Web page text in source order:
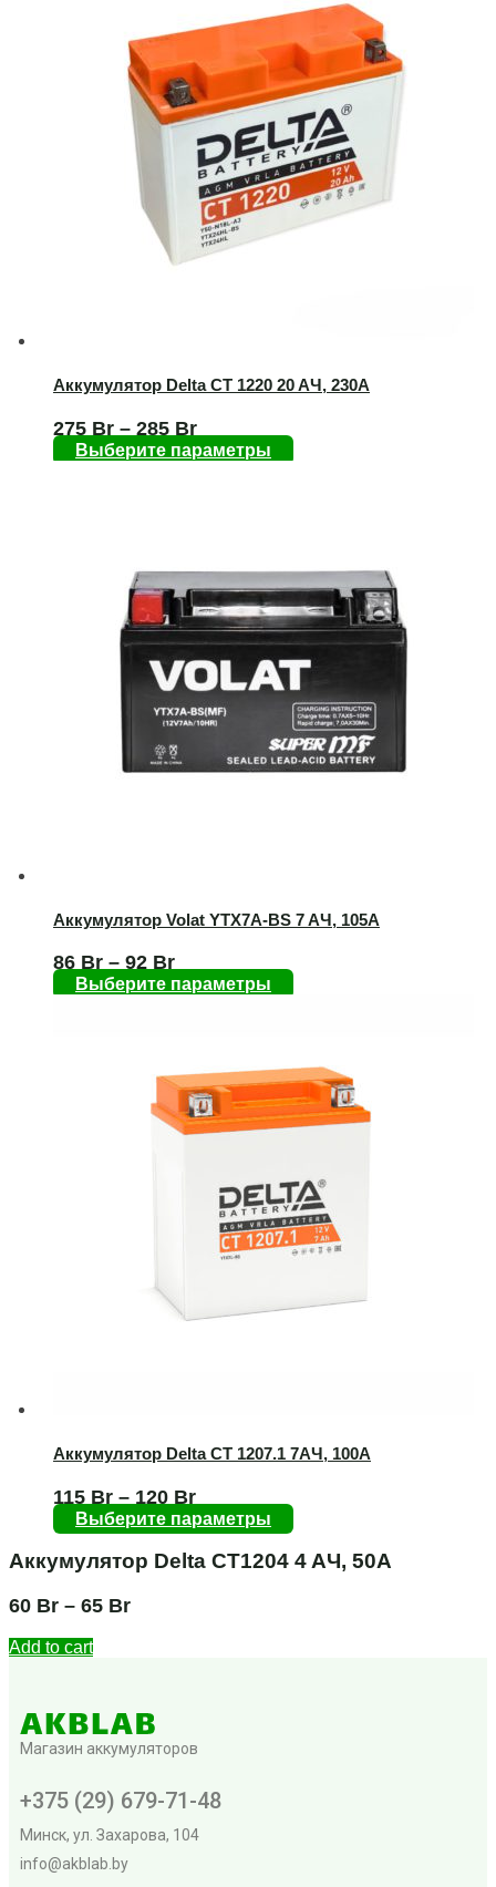
Аккумулятор Delta CT 1220 20 AЧ, 230А
275 Br – 285 Br
Выберите параметры
Аккумулятор Volat YTX7A-BS 7 AЧ, 105А
86 Br – 92 Br
Выберите параметры
Аккумулятор Delta CT 1207.1 7AЧ, 100А
115 Br – 120 Br
Выберите параметры
Аккумулятор Delta CT1204 4 AЧ, 50А
60 Br – 65 Br
Add to cart
Магазин аккумуляторов
+375 (29) 679-71-48
Минск, ул. Захарова, 104
info@akblab.by